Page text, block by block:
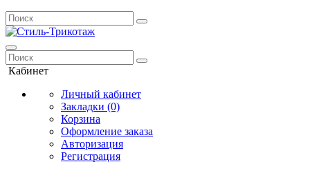
Кабинет
Личный кабинет
Закладки (0)
Корзина
Оформление заказа
Авторизация
Регистрация